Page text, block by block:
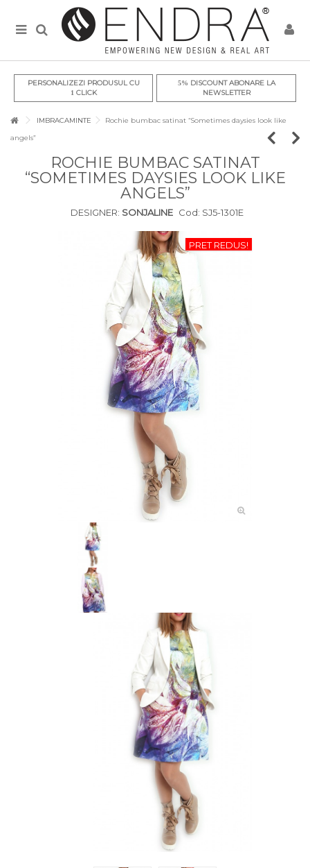
PERSONALIZEZI PRODUSUL CU
1CLICK
5% DISCOUNT ABONARE LA
NEWSLETTER
IMBRACAMINTE Rochie bumbac satinat “Sometimes daysies look like
angels”
ROCHIE BUMBAC SATINAT
“SOMETIMES DAYSIES LOOK LIKE
ANGELS”
DESIGNER: SONJALINE Cod: SJ5-1301E
PRET REDUS!